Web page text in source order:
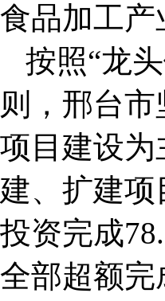
食品加工产
按照“龙
则，邢台
项目建设
建、扩建
投资完成
全部超额